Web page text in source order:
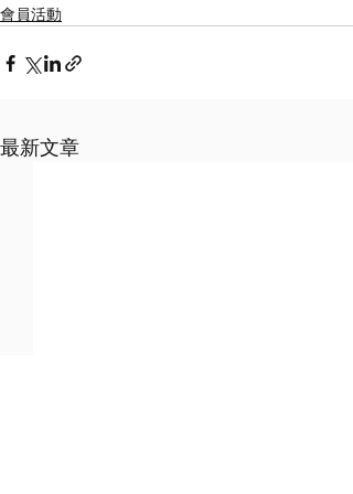
會員活動
最新文章